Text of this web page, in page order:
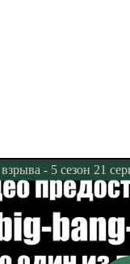
- 5 сезон 21